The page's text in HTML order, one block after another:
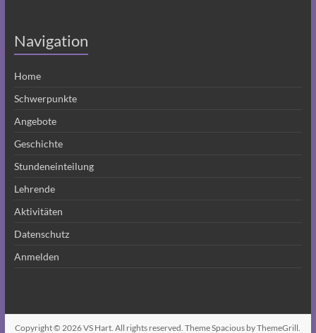
Navigation
Home
Schwerpunkte
Angebote
Geschichte
Stundeneinteilung
Lehrende
Aktivitäten
Datenschutz
Anmelden
Copyright © 2026VS Hart. All rights reserved. ThemeSpacious by ThemeGrill.